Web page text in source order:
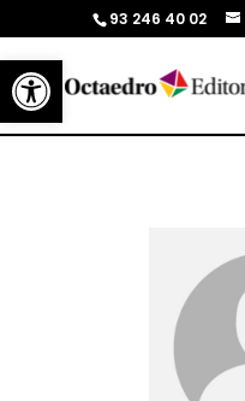
Abrir barra de herramientas
93 246 40 02